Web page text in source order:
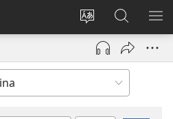
Změnit
jazyk
stránek
Přihlásit
se
(otevřeno
okno)
Hledat
na
JW.ORG